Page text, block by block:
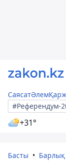
СаясатӘлем
#Референдум-
+31°
Басты